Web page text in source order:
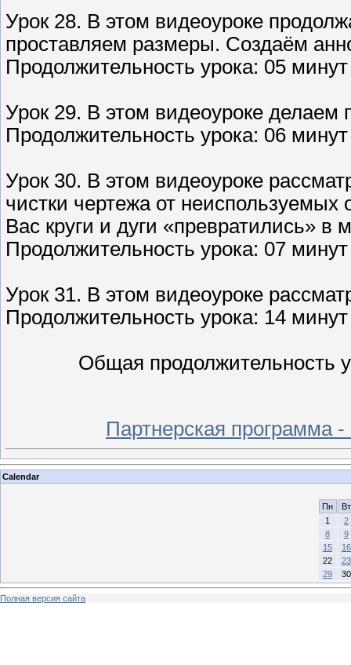
Урок 28. В этом видеоуроке
проставляем размеры. Создаём
Продолжительность урока: 05
Урок 29. В этом видеоуроке делаем
Продолжительность урока: 06
Урок 30. В этом видеоуроке
чистки чертежа от неиспользуемых
Вас круги и дуги «превратились» в
Продолжительность урока: 07
Урок 31. В этом видеоуроке
Продолжительность урока: 14
Общая продолжительность
Партнерская программа
Calendar
Пн
Вт
1
2
8
9
15
16
22
23
29
30
Полная версия сайта